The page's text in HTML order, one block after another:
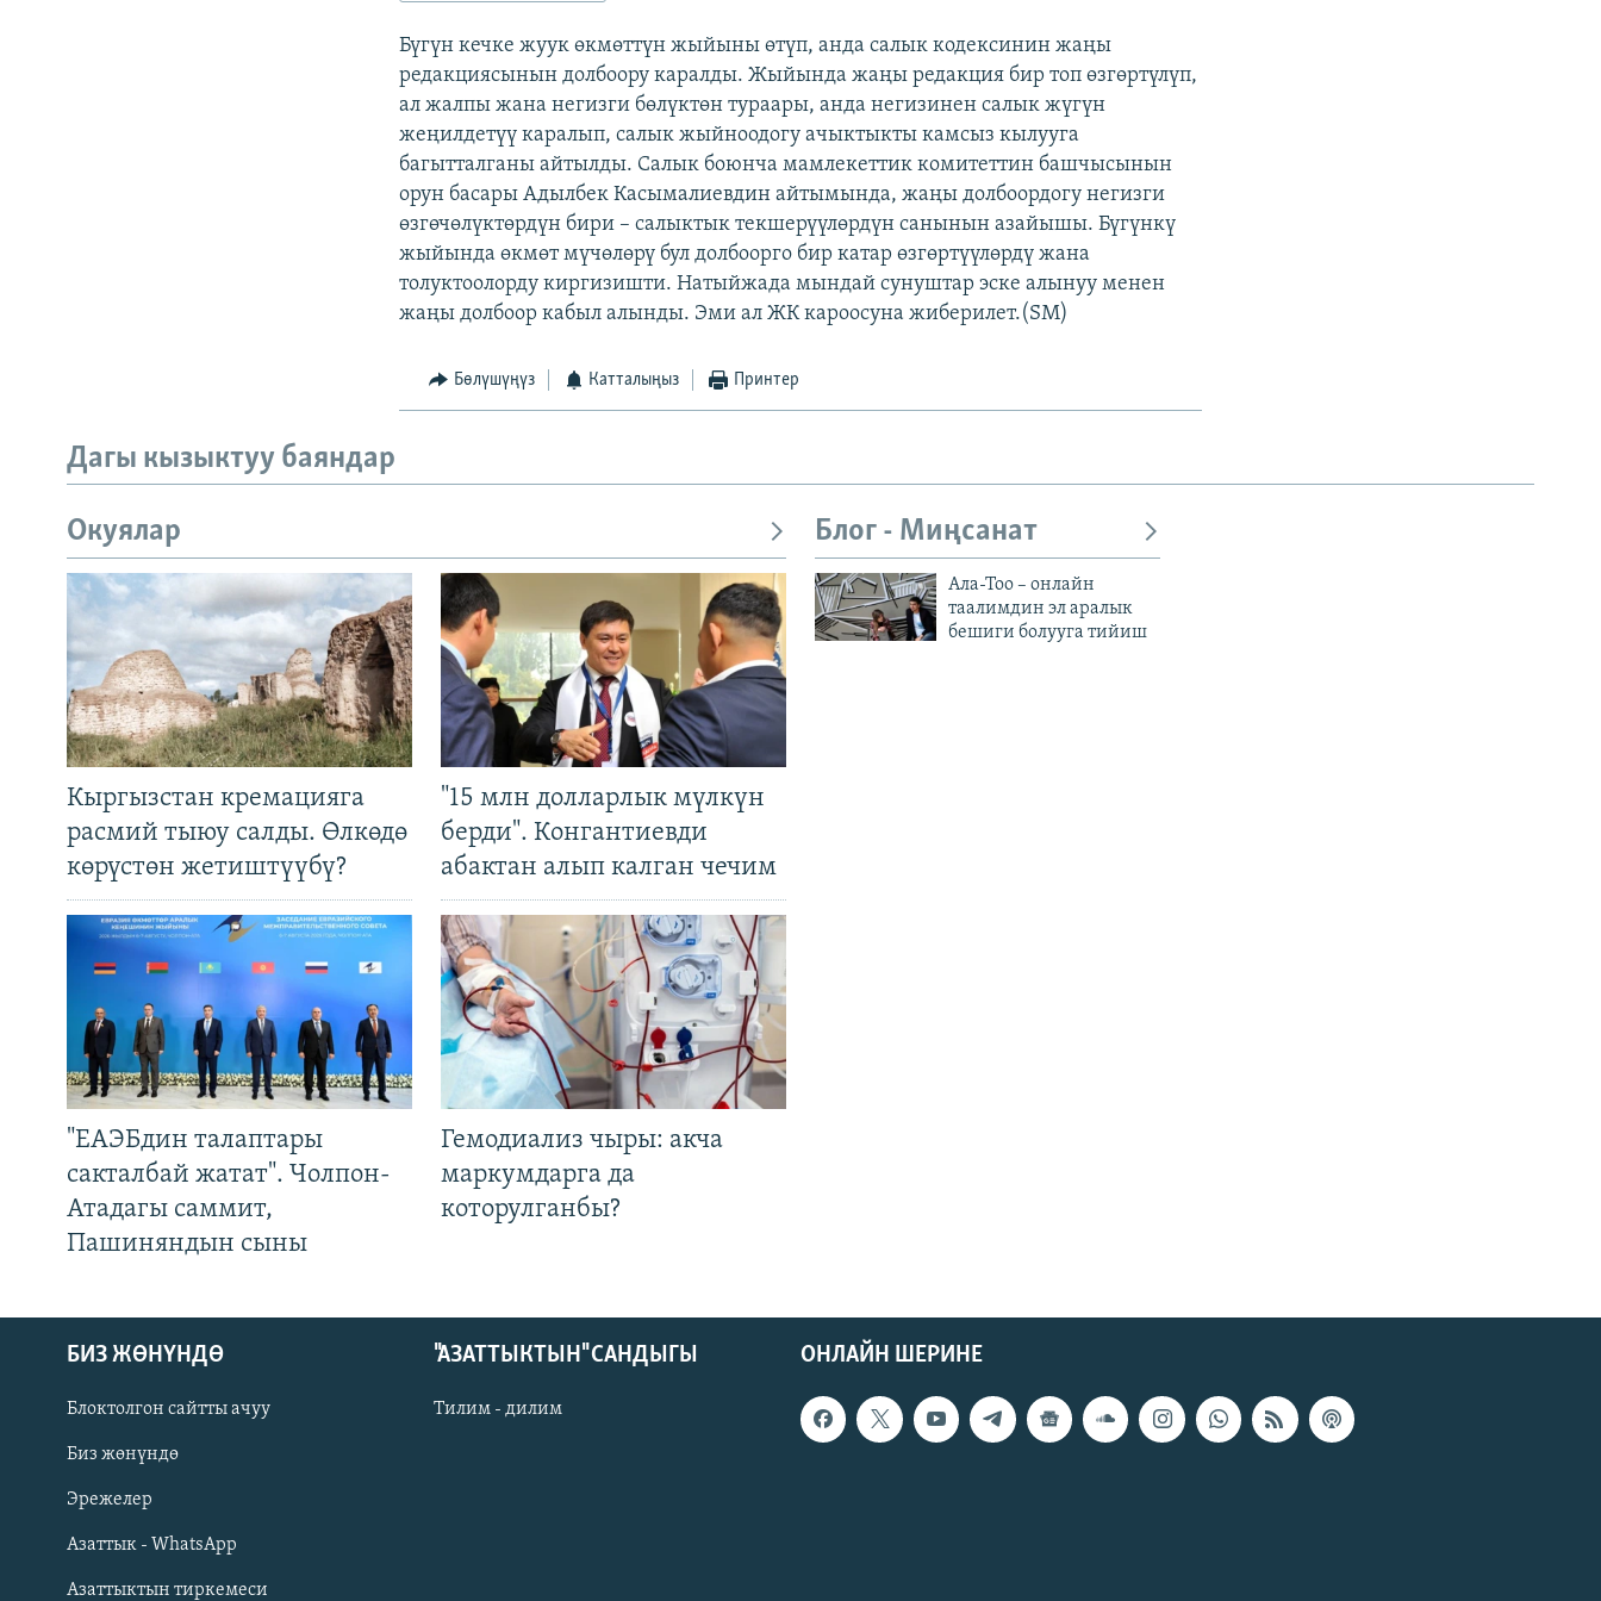
Русский
ОНЛАЙН ШЕРИНЕ
Бүгүн кечке жуук өкмөттүн жыйыны өтүп, анда салык кодексинин жаңы
редакциясынын долбоору каралды. Жыйында жаңы редакция бир топ өзгөртүлүп,
ал жалпы жана негизги бөлүктөн тураары, анда негизинен салык жүгүн
жеңилдетүү каралып, салык жыйноодогу ачыктыкты камсыз кылууга
багытталганы айтылды. Салык боюнча мамлекеттик комитеттин башчысынын
орун басары Адылбек Касымалиевдин айтымында, жаңы долбоордогу негизги
өзгөчөлүктөрдүн бири – салыктык текшерүүлөрдүн санынын азайышы. Бүгүнкү
жыйында өкмөт мүчөлөрү бул долбоорго бир катар өзгөртүүлөрдү жана
толуктоолорду киргизишти. Натыйжада мындай сунуштар эске алынуу менен
жаңы долбоор кабыл алынды. Эми ал ЖК кароосуна жиберилет.(SM)
Бөлүшүңүз Катталыңыз Принтер
Дагы кызыктуу баяндар
Окуялар
Кыргызстан кремацияга
расмий тыюу салды. Өлкөдө
көрүстөн жетиштүүбү?
"15 млн долларлык мүлкүн
берди". Конгантиевди
абактан алып калган чечим
"ЕАЭБдин талаптары
сакталбай жатат". Чолпон-
Атадагы саммит,
Пашиняндын сыны
Гемодиализ чыры: акча
маркумдарга да
которулганбы?
Блог - Миңсанат
Ала-Тоо – онлайн
таалимдин эл аралык
бешиги болууга тийиш
ОНЛАЙН ШЕРИНЕ
БИЗ ЖӨНҮНДӨ
Блоктолгон сайтты ачуу
Биз жөнүндө
Эрежелер
Азаттык - WhatsApp
Азаттыктын тиркемеси
"АЗАТТЫКТЫН" САНДЫГЫ
Тилим - дилим